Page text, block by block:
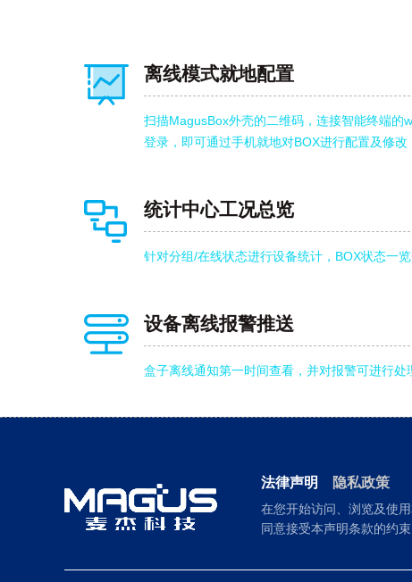
离线模式就地配置
扫描MagusBox外壳的二维码，连接智能终端的
登录，即可通过手机就地对BOX进行配置及修改
统计中心工况总览
针对分组/在线状态进行设备统计，BOX状态一览
设备离线报警推送
盒子离线通知第一时间查看，并对报警可进行处
法律声明 隐私政策
在您开始访问、浏览及使
同意接受本声明条款的约束